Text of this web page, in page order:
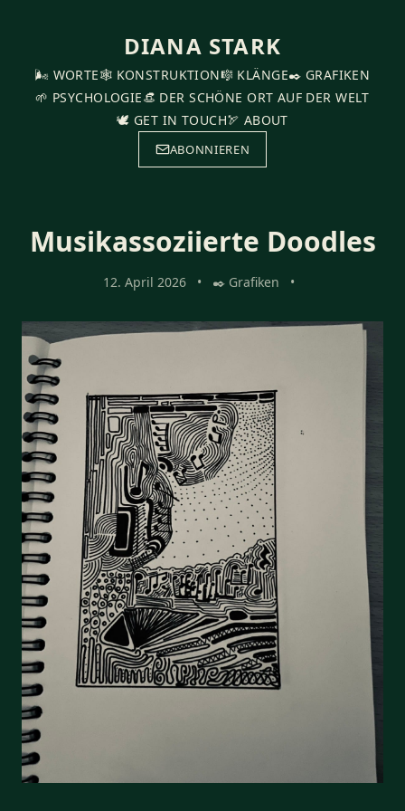
DIANA STARK
🌬️ WORTE🕸️ KONSTRUKTION🎼 KLÄNGE✒️ GRAFIKEN
🌱 PSYCHOLOGIE👒 DER SCHÖNE ORT AUF DER WELT
🕊️ GET IN TOUCH🏹 ABOUT
ABONNIEREN
Musikassoziierte Doodles
12. April 2026 • ✒️ Grafiken •